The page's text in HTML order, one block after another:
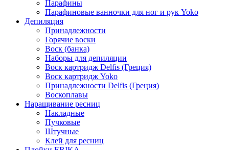
Парафины
Парафиновые ванночки для ног и рук Yoko
Депиляция
Принадлежности
Горячие воски
Воск (банка)
Наборы для депиляции
Воск картридж Delfis (Греция)
Воск картридж Yoko
Принадлежности Delfis (Греция)
Воскоплавы
Наращивание ресниц
Накладные
Пучковые
Штучные
Клей для ресниц